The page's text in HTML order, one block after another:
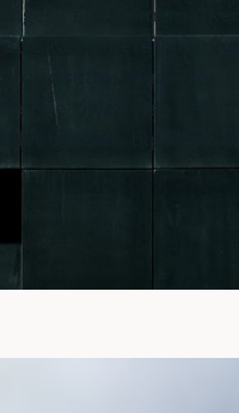
i
skal forsere
hendelser
tilværelse i
tilpasset